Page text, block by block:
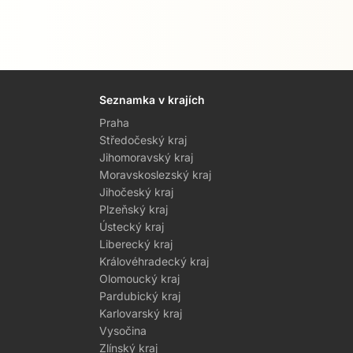
Seznamka v krajích
Praha
Středočeský kraj
Jihomoravský kraj
Moravskoslezský kraj
Jihočeský kraj
Plzeňský kraj
Ústecký kraj
Liberecký kraj
Královéhradecký kraj
Olomoucký kraj
Pardubický kraj
Karlovarský kraj
Vysočina
Zlínský kraj